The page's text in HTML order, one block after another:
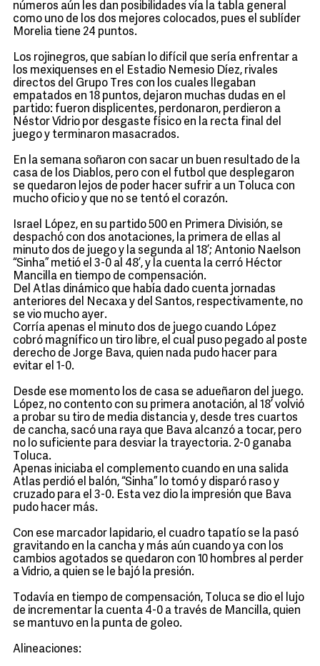
números aún les dan posibilidades vía la tabla general
como uno de los dos mejores colocados, pues el sublíder
Morelia tiene 24 puntos.
Los rojinegros, que sabían lo difícil que sería enfrentar a
los mexiquenses en el Estadio Nemesio Díez, rivales
directos del Grupo Tres con los cuales llegaban
empatados en 18 puntos, dejaron muchas dudas en el
partido: fueron displicentes, perdonaron, perdieron a
Néstor Vidrio por desgaste físico en la recta final del
juego y terminaron masacrados.
En la semana soñaron con sacar un buen resultado de la
casa de los Diablos, pero con el futbol que desplegaron
se quedaron lejos de poder hacer sufrir a un Toluca con
mucho oficio y que no se tentó el corazón.
Israel López, en su partido 500 en Primera División, se
despachó con dos anotaciones, la primera de ellas al
minuto dos de juego y la segunda al 18’; Antonio Naelson
“Sinha” metió el 3-0 al 48’, y la cuenta la cerró Héctor
Mancilla en tiempo de compensación.
Del Atlas dinámico que había dado cuenta jornadas
anteriores del Necaxa y del Santos, respectivamente, no
se vio mucho ayer.
Corría apenas el minuto dos de juego cuando López
cobró magnífico un tiro libre, el cual puso pegado al poste
derecho de Jorge Bava, quien nada pudo hacer para
evitar el 1-0.
Desde ese momento los de casa se adueñaron del juego.
López, no contento con su primera anotación, al 18’ volvió
a probar su tiro de media distancia y, desde tres cuartos
de cancha, sacó una raya que Bava alcanzó a tocar, pero
no lo suficiente para desviar la trayectoria. 2-0 ganaba
Toluca.
Apenas iniciaba el complemento cuando en una salida
Atlas perdió el balón, “Sinha” lo tomó y disparó raso y
cruzado para el 3-0. Esta vez dio la impresión que Bava
pudo hacer más.
Con ese marcador lapidario, el cuadro tapatío se la pasó
gravitando en la cancha y más aún cuando ya con los
cambios agotados se quedaron con 10 hombres al perder
a Vidrio, a quien se le bajó la presión.
Todavía en tiempo de compensación, Toluca se dio el lujo
de incrementar la cuenta 4-0 a través de Mancilla, quien
se mantuvo en la punta de goleo.
Alineaciones: